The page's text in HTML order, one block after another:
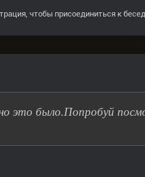
, чтобы присоединиться к
это было.Попробуй